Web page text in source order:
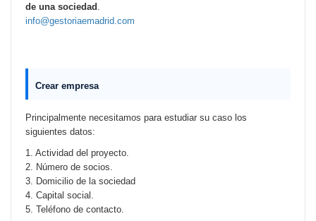
de una sociedad
info@gestoriaemadrid.com
Crear empresa
Principalmente necesitamos para estudiar su caso los
siguientes datos:
1. Actividad del proyecto.
2. Número de socios.
3. Domicilio de la sociedad
4. Capital social.
5. Teléfono de contacto.